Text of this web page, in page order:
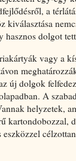
a
kiválasztása
hasznos dolgot
vagy a
új dolgok
A
helyzetek,
kartondobozzal,